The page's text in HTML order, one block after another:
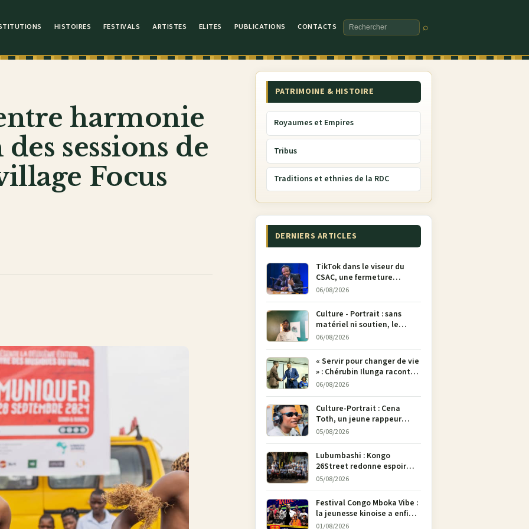
HISTOIRES FESTIVALS ARTISTES ELITES PUBLICATIONS CONTACTS
Rechercher
⌕
harmonie
sessions de
Focus
PATRIMOINE & HISTOIRE
Royaumes et Empires
Tribus
Traditions et ethnies de la RDC
DERNIERS ARTICLES
TikTok dans le viseur du
CSAC, une fermeture
envisagée pour contrer la
propagande du M23
06/08/2026
Culture - Portrait : sans
matériel ni soutien, le
dessinateur Justin
Mulengera refuse de poser
son crayon
06/08/2026
« Servir pour changer de vie
» : Chérubin Ilunga raconte
le parcours du député
Tshimbu en 137 pages
06/08/2026
Culture-Portrait : Cena
Toth, un jeune rappeur
déterminé à faire entendre
05/08/2026
Lubumbashi : Kongo
26Street redonne espoir
aux enfants de la rue par
05/08/2026
Festival Congo Mboka Vibe :
la jeunesse kinoise a enfin
sa plateforme de culture
01/08/2026